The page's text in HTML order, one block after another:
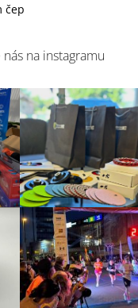
čep
na instagramu